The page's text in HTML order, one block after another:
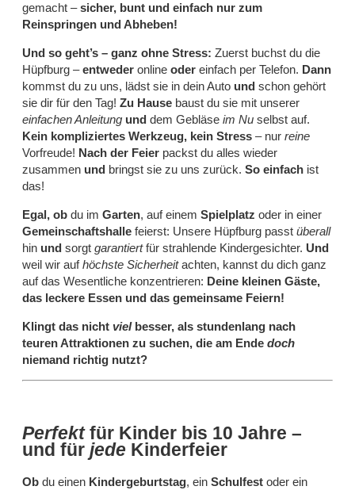
gemacht –sicher, bunt und einfach nur zum
Reinspringen und Abheben!
Und so geht’s – ganz ohne Stress: Zuerst buchst du die
Hüpfburg –entweder online oder einfach per Telefon. Dann
kommst du zu uns, lädst sie in dein Auto und schon gehört
sie dir für den Tag! Zu Hause baust du sie mit unserer
einfachen Anleitung und dem Gebläse im Nu selbst auf.
Kein kompliziertes Werkzeug, kein Stress – nur reine
Vorfreude! Nach der Feier packst du alles wieder
zusammen und bringst sie zu uns zurück. So einfach ist
das!
Egal, ob du im Garten, auf einem Spielplatz oder in einer
Gemeinschaftshalle feierst: Unsere Hüpfburg passt überall
hin und sorgt garantiertfür strahlende Kindergesichter. Und
weil wir aufhöchste Sicherheitachten, kannst du dich ganz
auf das Wesentliche konzentrieren: Deine kleinen Gäste,
das leckere Essen und das gemeinsame Feiern!
Klingt das nicht vielbesser, als stundenlang nach
teuren Attraktionen zu suchen, die am Ende doch
niemand richtig nutzt?
Perfektfür Kinder bis 10 Jahre –
und für jede Kinderfeier
Ob du einen Kindergeburtstag, ein Schulfest oder ein